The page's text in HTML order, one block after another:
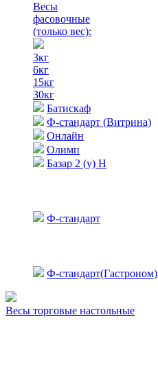
Весы
фасовочные
(только вес):
3кг
6кг
15кг
30кг
Батискаф
Ф-стандарт (Витрина)
Онлайн
Олимп
Базар 2 (у) Н
Ф-стандарт
Ф-стандарт(Гастроном)
Весы торговые настольные